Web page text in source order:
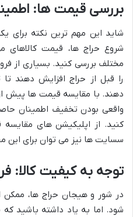
بررسی قیمت ها:
شاید این مهم ترین نکته برای
شروع حراج ها، قیمت کالاهای
مختلف بررسی کنید. بسیاری از
را قبل از حراج افزایش دهند
دهند. با مقایسه قیمت ها پیش از
واقعی بودن تخفیف اطمینان
کنید. از اپلیکیشن های
سسایت ها نیز می توان برای این
توجه به کیفیت کالا:
در شور و هیجان حراج ها، ممکن
شود. اما به یاد داشته باشید که